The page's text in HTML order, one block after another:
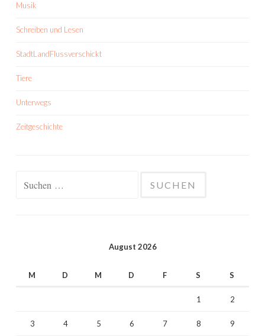
Musik
Schreiben und Lesen
StadtLandFlussverschickt
Tiere
Unterwegs
Zeitgeschichte
August 2026
M D M D F S S
1 2
3 4 5 6 7 8 9